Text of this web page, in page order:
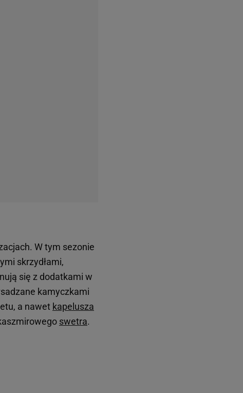
W tym sezonie
skrzydłami,
się z dodatkami w
kamyczkami
a nawet kapelusza
swetra.